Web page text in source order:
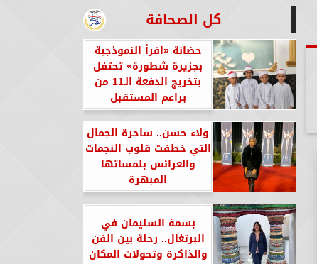
كل الصحافة
حضانة «اقرأ النموذجية
بجزيرة شطورة» تحتفل
بتخريج الدفعة الـ11 من
براعم المستقبل
ولاء حسن.. ساحرة الجمال
التي خطفت قلوب النجمات
والعرائس بلمساتها
المبهرة
بسمة السليمان في
البرتغال.. رحلة بين الفن
والذاكرة وتحولات المكان